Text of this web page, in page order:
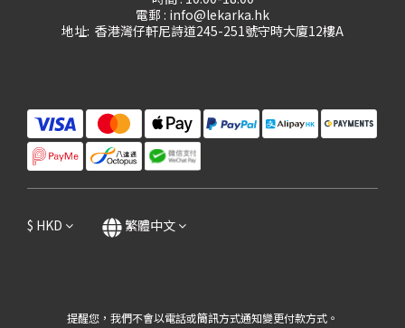
電郵 : info@lekarka.hk
地址: 香港灣仔軒尼詩道245-251號守時大廈12樓A
$ HKD 繁體中文
提醒您，我們不會以電話或簡訊方式通知變更付款方式。